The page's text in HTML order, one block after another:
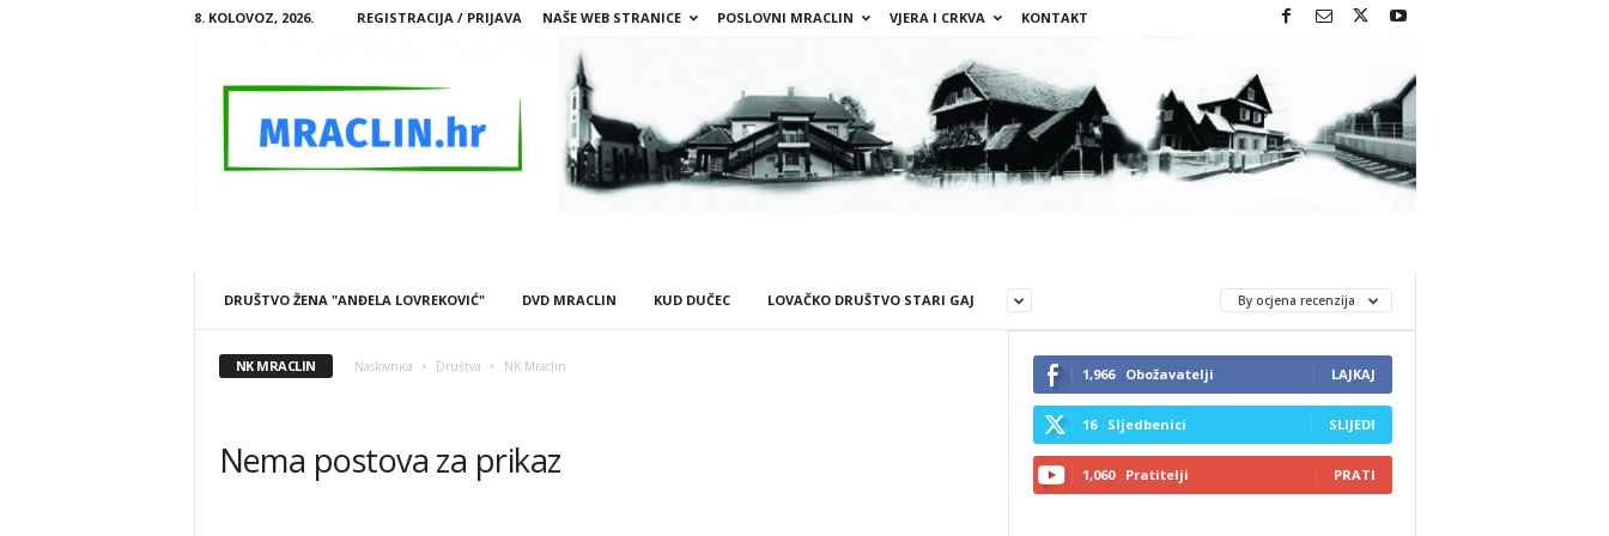
8. KOLOVOZ, 2026. REGISTRACIJA / PRIJAVA NAŠE WEB STRANICE POSLOVNI MRACLIN VJERA I CRKVA KONTAKT
A
L
DRUŠTVO ŽENA "ANĐELA LOVREKOVIĆ" DVD MRACLIN KUD DUČEC LOVAČKO DRUŠTVO STARI GAJ By ocjena recenzija
NK MRACLIN Naslovnica Društva NK Mraclin
Nema postova za prikaz
1,966 Obožavatelji LAJKAJ
16 Sljedbenici SLIJEDI
1,060 Pratitelji PRATI